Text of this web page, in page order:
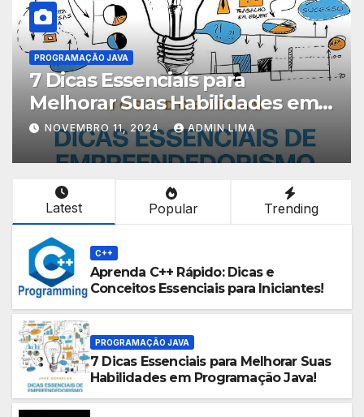
C++
Melhore Suas Habilidades em
C++ com Estas Técnicas
Avançadas de Programação!
NOVEMBRO 11, 2024 ADMIN LIMA
Latest Popular Trending
C++
Aprenda C++ Rápido: Dicas e
Conceitos Essenciais para Iniciantes!
PROGRAMAÇÃO JAVA
7 Dicas Essenciais para Melhorar Suas
Habilidades em Programação Java!